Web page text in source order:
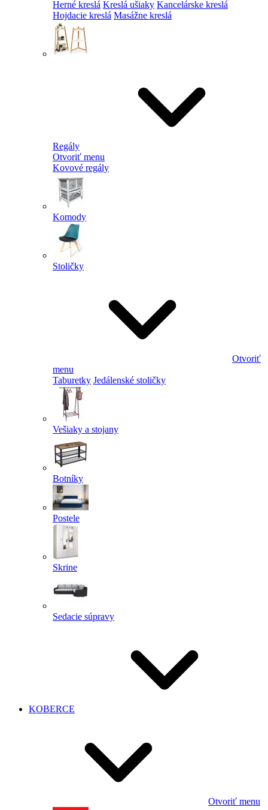
Herné kreslá Kreslá ušiaky Kancelárske kreslá
Hojdacie kreslá Masážne kreslá
Regály
Otvoriť menu
Kovové regály
Komody
Stoličky
Otvoriť
menu
Taburetky Jedálenské stoličky
Vešiaky a stojany
Botníky
Postele
Skrine
Sedacie súpravy
KOBERCE
Otvoriť menu